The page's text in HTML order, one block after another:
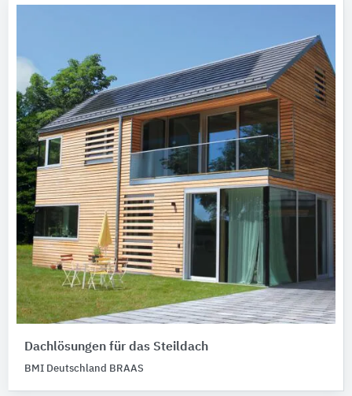
Dachlösungen für das Steildach
BMI Deutschland BRAAS